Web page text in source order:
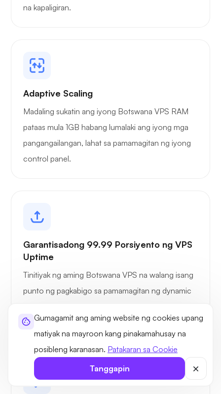
Gumagamit ang aming website ng cookies upang
matiyak na mayroon kang pinakamahusay na
posibleng karanasan. Patakaran sa Cookie
Tanggapin
na kapaligiran.
Adaptive Scaling
Madaling sukatin ang iyong Botswana VPS RAM
pataas mula 1GB habang lumalaki ang iyong mga
pangangailangan, lahat sa pamamagitan ng iyong
control panel.
Garantisadong 99.99 Porsiyento ng VPS
Uptime
Tinitiyak ng aming Botswana VPS na walang isang
punto ng pagkabigo sa pamamagitan ng dynamic
maximum na oras ng paggana.